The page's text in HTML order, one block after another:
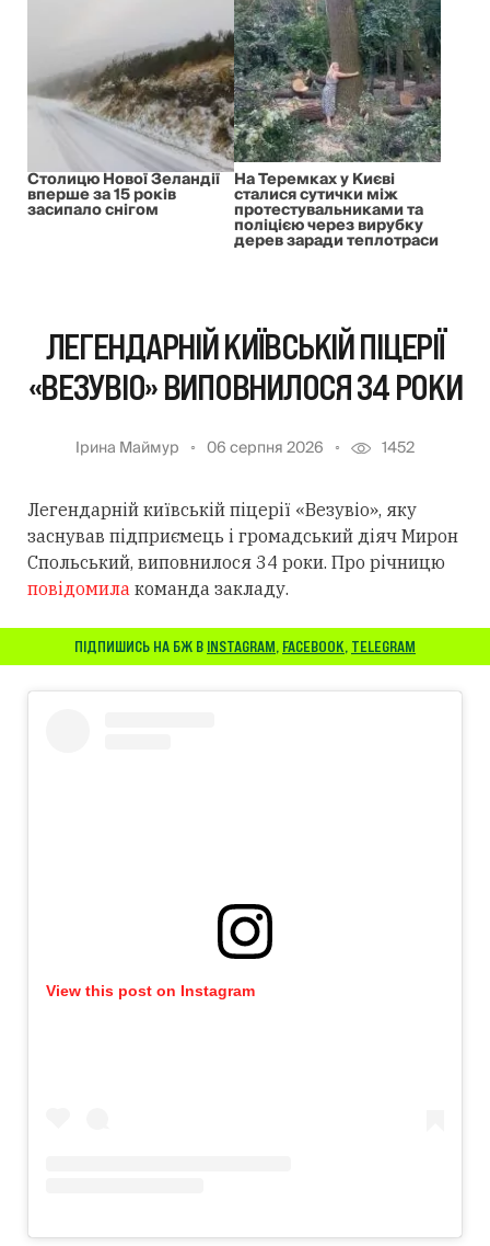
Столицю Нової Зеландії
вперше за 15 років
засипало снігом
На Теремках у Києві
сталися сутички між
протестувальниками та
поліцією через вирубку
дерев заради теплотраси
ЛЕГЕНДАРНІЙ КИЇВСЬКІЙ ПІЦЕРІЇ
«ВЕЗУВІО» ВИПОВНИЛОСЯ 34 РОКИ
Ірина Маймур 06 серпня 2026 1452
Легендарній київській піцерії «Везувіо», яку
заснував підприємець і громадський діяч Мирон
Спольський, виповнилося 34 роки. Про річницю
повідомила команда закладу.
ПІДПИШИСЬ НА БЖ В INSTAGRAM, FACEBOOK, TELEGRAM
View this post on Instagram